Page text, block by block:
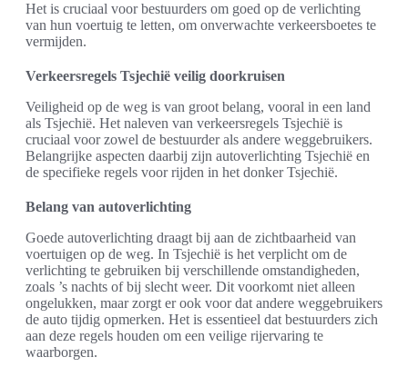
Het is cruciaal voor bestuurders om goed op de verlichting
van hun voertuig te letten, om onverwachte verkeersboetes te
vermijden.
Verkeersregels Tsjechië veilig doorkruisen
Veiligheid op de weg is van groot belang, vooral in een land
als Tsjechië. Het naleven van verkeersregels Tsjechië is
cruciaal voor zowel de bestuurder als andere weggebruikers.
Belangrijke aspecten daarbij zijn autoverlichting Tsjechië en
de specifieke regels voor rijden in het donker Tsjechië.
Belang van autoverlichting
Goede autoverlichting draagt bij aan de zichtbaarheid van
voertuigen op de weg. In Tsjechië is het verplicht om de
verlichting te gebruiken bij verschillende omstandigheden,
zoals ’s nachts of bij slecht weer. Dit voorkomt niet alleen
ongelukken, maar zorgt er ook voor dat andere weggebruikers
de auto tijdig opmerken. Het is essentieel dat bestuurders zich
aan deze regels houden om een veilige rijervaring te
waarborgen.